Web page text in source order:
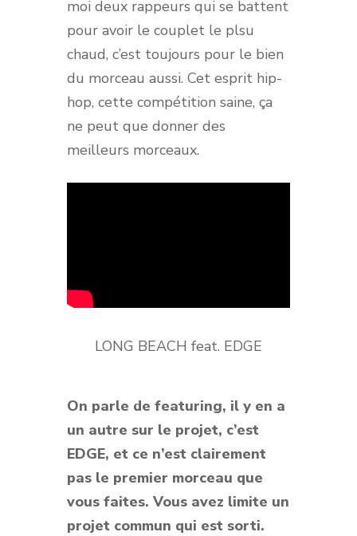
moi deux rappeurs qui se battent
pour avoir le couplet le plsu
chaud, c’est toujours pour le bien
du morceau aussi. Cet esprit hip-
hop, cette compétition saine, ça
ne peut que donner des
meilleurs morceaux.
LONG BEACH feat. EDGE
On parle de featuring, il y en a
un autre sur le projet, c’est
EDGE, et ce n’est clairement
pas le premier morceau que
vous faites. Vous avez limite un
projet commun qui est sorti.